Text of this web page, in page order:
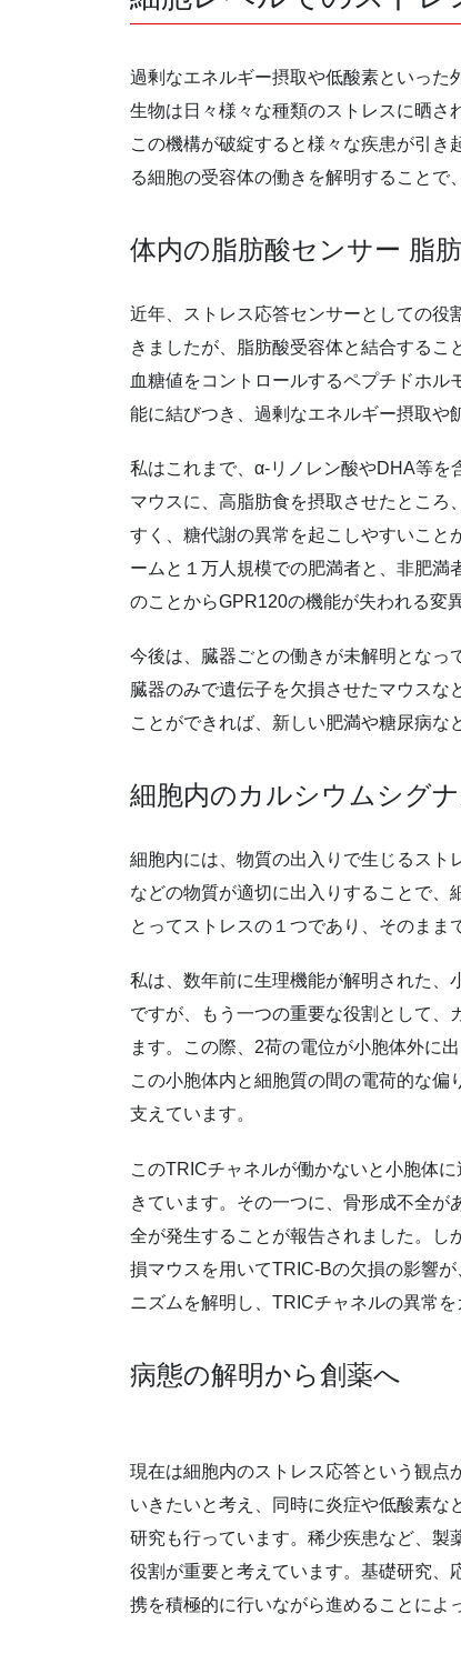
過剰なエネルギー摂取や低酸素といった
生物は日々様々な種類のストレスに晒さ
この機構が破綻すると様々な疾患が引
る細胞の受容体の働きを解明することで
体内の脂肪酸センサー 脂
近年、ストレス応答センサーとしての役
きましたが、脂肪酸受容体と結合する
血糖値をコントロールするペプチドホ
能に結びつき、過剰なエネルギー摂取や
私はこれまで、α-リノレン酸やDHA等を
マウスに、高脂肪食を摂取させたとこ
すく、糖代謝の異常を起こしやすいこと
ームと１万人規模での肥満者と、非肥満
のことからGPR120の機能が失われる変
今後は、臓器ごとの働きが未解明となっ
臓器のみで遺伝子を欠損させたマウスな
ことができれば、新しい肥満や糖尿病な
細胞内のカルシウムシグ
細胞内には、物質の出入りで生じるスト
などの物質が適切に出入りすることで、
とってストレスの１つであり、そのまま
私は、数年前に生理機能が解明された、
ですが、もう一つの重要な役割として
ます。この際、2荷の電位が小胞体外に
この小胞体内と細胞質の間の電荷的な
支えています。
このTRICチャネルが働かないと小胞体
きています。その一つに、骨形成不全
全が発生することが報告されました。し
損マウスを用いてTRIC-Bの欠損の影響
ニズムを解明し、TRICチャネルの異常
病態の解明から創薬へ
現在は細胞内のストレス応答という観点
いきたいと考え、同時に炎症や低酸素な
研究も行っています。稀少疾患など、製
役割が重要と考えています。基礎研究、
携を積極的に行いながら進めることによ